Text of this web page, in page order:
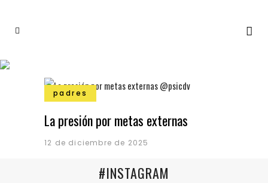
padres
La presión por metas externas
12 de diciembre de 2025
#INSTAGRAM